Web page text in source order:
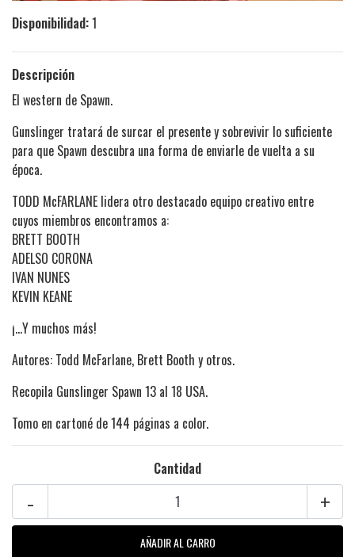
Disponibilidad:1
Descripción
El western de Spawn.
Gunslinger tratará de surcar el presente y sobrevivir lo suficiente
para que Spawn descubra una forma de enviarle de vuelta a su
época.
TODD McFARLANE lidera otro destacado equipo creativo entre
cuyos miembros encontramos a:
BRETT BOOTH
ADELSO CORONA
IVAN NUNES
KEVIN KEANE
¡…Y muchos más!
Autores: Todd McFarlane, Brett Booth y otros.
Recopila Gunslinger Spawn 13 al 18 USA.
Tomo en cartoné de 144 páginas a color.
Cantidad
+
-